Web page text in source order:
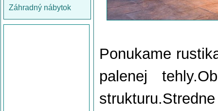
Záhradný nábytok
Ponukame
palenej